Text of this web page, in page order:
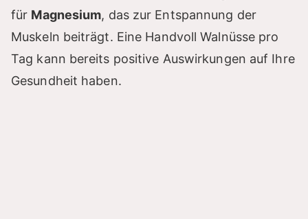
für Magnesium, das zur Entspannung der
Muskeln beiträgt. Eine Handvoll Walnüsse pro
Tag kann bereits positive Auswirkungen auf Ihre
Gesundheit haben.